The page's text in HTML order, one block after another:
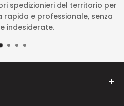
spedizionieri del territorio per
e professionale, senza
indesiderate.
di essere il punto di